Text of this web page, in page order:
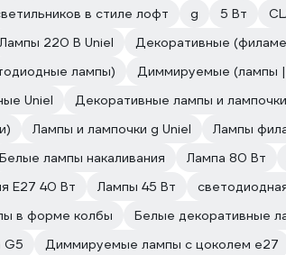
в стиле лофт g 5 Вт
Лампы 220 В Uniel Декоративные
лампы) Диммируемые (лампы |
Uniel
Декоративные лампы и
Лампы и лампочки g Uniel
Лампы
Белые лампы накаливания Лампа 80 Вт
E27 40 Вт Лампы 45 Вт
в форме колбы
Белые декоративные
G5 Диммируемые лампы с цоколем e27